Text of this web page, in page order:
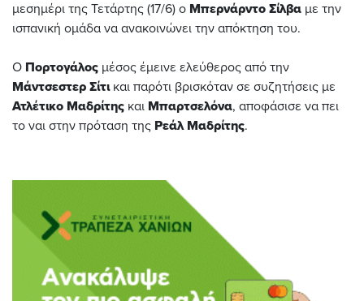
μεσημέρι της Τετάρτης (17/6) ο Μπερνάρντο Σίλβα με την
ισπανική ομάδα να ανακοινώνει την απόκτηση του.
Ο Πορτογάλος μέσος έμεινε ελεύθερος από την
Μάντσεστερ Σίτικαι παρότι βρισκόταν σε συζητήσεις με
Ατλέτικο Μαδρίτης και Μπαρτσελόνα, αποφάσισε να πει
το ναι στην πρόταση της Ρεάλ Μαδρίτης.